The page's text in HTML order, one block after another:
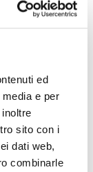
ed
e per
sito con i
dati web,
combinarle